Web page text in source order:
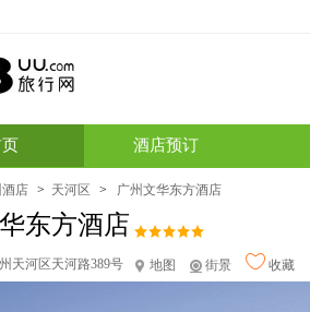
酒店预订
酒店 > 天河区 > 广州文华东方酒店
东方酒店
天河区天河路389号 地图 街景 收藏